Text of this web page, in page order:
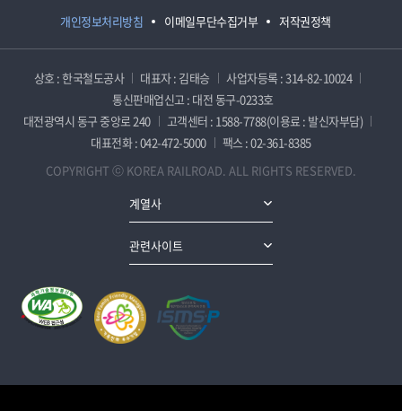
개인정보처리방침 이메일무단수집거부 저작권정책
상호 : 한국철도공사 대표자 : 김태승
사업자등록 : 314-82-10024
통신판매업신고 : 대전 동구-0233호
대전광역시 동구 중앙로 240
고객센터 : 1588-7788(이용료 : 발신자부담)
대표전화 : 042-472-5000
팩스 : 02-361-8385
COPYRIGHT ⓒ KOREA RAILROAD. ALL RIGHTS RESERVED.
계열사
관련사이트